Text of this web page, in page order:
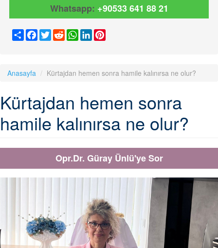
Whatsapp: +90533 641 88 21
ShareFacebook
TwitterRedditWhatsApp
LinkedIn
Anasayfa Kürtajdan hemen sonra hamile kalınırsa ne olur?
Kürtajdan hemen sonra
hamile kalınırsa ne olur?
Opr.Dr. Güray Ünlü'ye Sor